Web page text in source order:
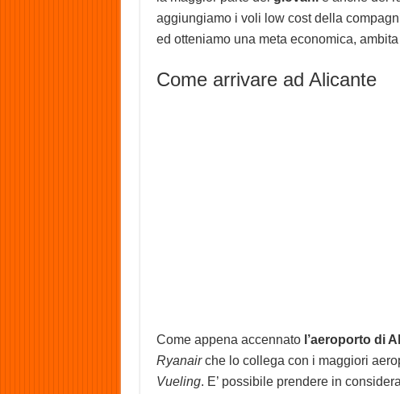
aggiungiamo i voli low cost della
ed otteniamo una meta economica,
Come arrivare ad Alicante
Come appena accennato l’aeroporto di
Ryanairche lo collega con i maggiori
Vueling. E’ possibile prendere in